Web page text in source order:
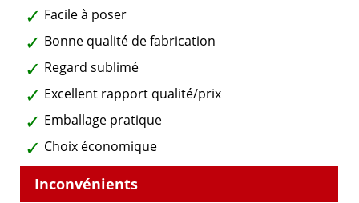
Facile à poser
Bonne qualité de fabrication
Regard sublimé
Excellent rapport qualité/prix
Emballage pratique
Choix économique